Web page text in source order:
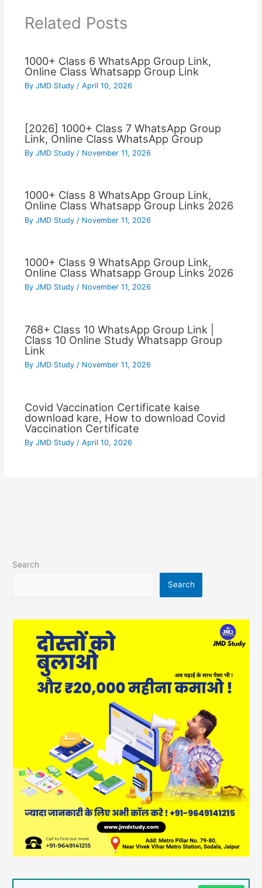
Related Posts
1000+ Class 6 WhatsApp Group Link,
Online Class Whatsapp Group Link
By JMD Study / April 10, 2026
[2026] 1000+ Class 7 WhatsApp Group
Link, Online Class WhatsApp Group
By JMD Study / November 11, 2026
1000+ Class 8 WhatsApp Group Link,
Online Class Whatsapp Group Links 2026
By JMD Study / November 11, 2026
1000+ Class 9 WhatsApp Group Link,
Online Class Whatsapp Group Links 2026
By JMD Study / November 11, 2026
768+ Class 10 WhatsApp Group Link |
Class 10 Online Study Whatsapp Group
Link
By JMD Study / November 11, 2026
Covid Vaccination Certificate kaise
download kare, How to download Covid
Vaccination Certificate
By JMD Study / April 10, 2026
Search
Search